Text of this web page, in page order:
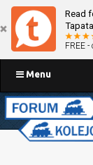
Read
FREE -
Menu